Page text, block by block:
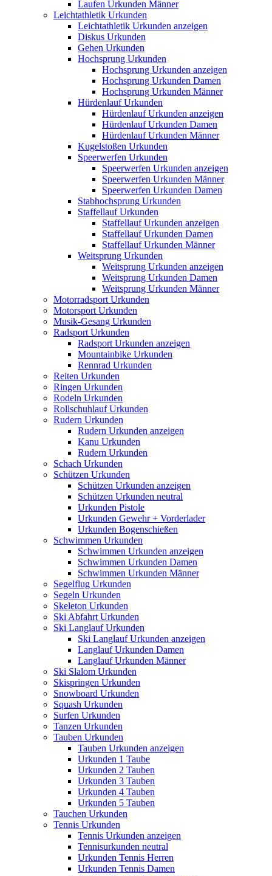
Laufen Urkunden Männer
Leichtathletik Urkunden
Leichtathletik Urkunden anzeigen
Diskus Urkunden
Gehen Urkunden
Hochsprung Urkunden
Hochsprung Urkunden anzeigen
Hochsprung Urkunden Damen
Hochsprung Urkunden Männer
Hürdenlauf Urkunden
Hürdenlauf Urkunden anzeigen
Hürdenlauf Urkunden Damen
Hürdenlauf Urkunden Männer
Kugelstoßen Urkunden
Speerwerfen Urkunden
Speerwerfen Urkunden anzeigen
Speerwerfen Urkunden Männer
Speerwerfen Urkunden Damen
Stabhochsprung Urkunden
Staffellauf Urkunden
Staffellauf Urkunden anzeigen
Staffellauf Urkunden Damen
Staffellauf Urkunden Männer
Weitsprung Urkunden
Weitsprung Urkunden anzeigen
Weitsprung Urkunden Damen
Weitsprung Urkunden Männer
Motorradsport Urkunden
Motorsport Urkunden
Musik-Gesang Urkunden
Radsport Urkunden
Radsport Urkunden anzeigen
Mountainbike Urkunden
Rennrad Urkunden
Reiten Urkunden
Ringen Urkunden
Rodeln Urkunden
Rollschuhlauf Urkunden
Rudern Urkunden
Rudern Urkunden anzeigen
Kanu Urkunden
Rudern Urkunden
Schach Urkunden
Schützen Urkunden
Schützen Urkunden anzeigen
Schützen Urkunden neutral
Urkunden Pistole
Urkunden Gewehr + Vorderlader
Urkunden Bogenschießen
Schwimmen Urkunden
Schwimmen Urkunden anzeigen
Schwimmen Urkunden Damen
Schwimmen Urkunden Männer
Segelflug Urkunden
Segeln Urkunden
Skeleton Urkunden
Ski Abfahrt Urkunden
Ski Langlauf Urkunden
Ski Langlauf Urkunden anzeigen
Langlauf Urkunden Damen
Langlauf Urkunden Männer
Ski Slalom Urkunden
Skispringen Urkunden
Snowboard Urkunden
Squash Urkunden
Surfen Urkunden
Tanzen Urkunden
Tauben Urkunden
Tauben Urkunden anzeigen
Urkunden 1 Taube
Urkunden 2 Tauben
Urkunden 3 Tauben
Urkunden 4 Tauben
Urkunden 5 Tauben
Tauchen Urkunden
Tennis Urkunden
Tennis Urkunden anzeigen
Tennisurkunden neutral
Urkunden Tennis Herren
Urkunden Tennis Damen